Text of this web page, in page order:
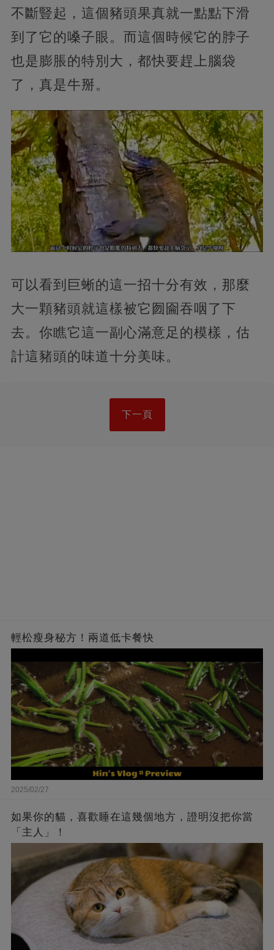
不斷豎起，這個豬頭果真就一點點下滑
到了它的嗓子眼。而這個時候它的脖子
也是膨脹的特別大，都快要趕上腦袋
了，真是牛掰。
可以看到巨蜥的這一招十分有效，那麼
大一顆豬頭就這樣被它囫圇吞咽了下
去。你瞧它這一副心滿意足的模樣，估
計這豬頭的味道十分美味。
下一頁
輕松瘦身秘方！兩道低卡餐快
2025/02/27
如果你的貓，喜歡睡在這幾個地方，證明沒把你當
「主人」！